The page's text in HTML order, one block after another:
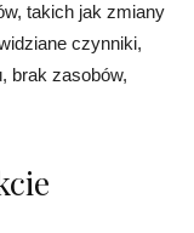
takich jak zmiany
czynniki,
brak zasobów,